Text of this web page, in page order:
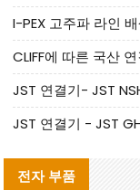
I-PEX 고주파 라인
CLIFF에 따른 국산
전자 부품